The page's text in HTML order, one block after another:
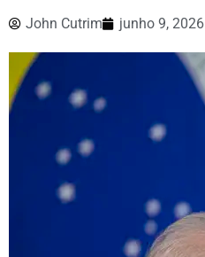
John Cutrim junho 9, 2026